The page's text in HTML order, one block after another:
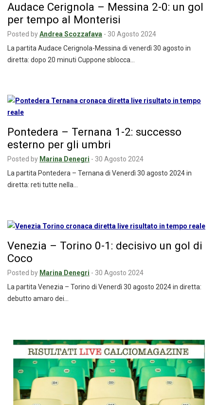
Audace Cerignola – Messina 2-0: un gol
per tempo al Monterisi
Posted byAndrea Scozzafava - 30 Agosto 2024
La partita Audace Cerignola-Messina di venerdì 30 agosto in
diretta: dopo 20 minuti Cuppone sblocca…
Pontedera – Ternana 1-2: successo
esterno per gli umbri
Posted by Marina Denegri - 30 Agosto 2024
La partita Pontedera – Ternana di Venerdì 30 agosto 2024 in
diretta: reti tutte nella…
Venezia – Torino 0-1: decisivo un gol di
Coco
Posted by Marina Denegri - 30 Agosto 2024
La partita Venezia – Torino di Venerdì 30 agosto 2024 in diretta:
debutto amaro dei…